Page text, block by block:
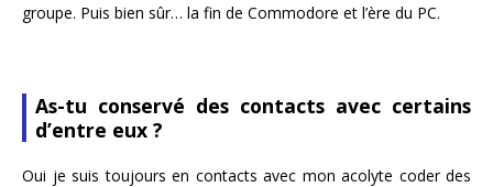
groupe. Puis bien sûr… la fin de Commodore et l’ère du PC.
As-tu conservé des contacts avec certains
d’entre eux ?
Oui je suis toujours en contacts avec mon acolyte coder des